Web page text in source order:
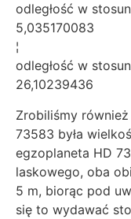
odległość w
5,035170083
¦
odległość w
26,10239436
Zrobiliśmy
73583 była
egzoplaneta HD
laskowego, oba
5 m, biorąc pod
się to wydawać